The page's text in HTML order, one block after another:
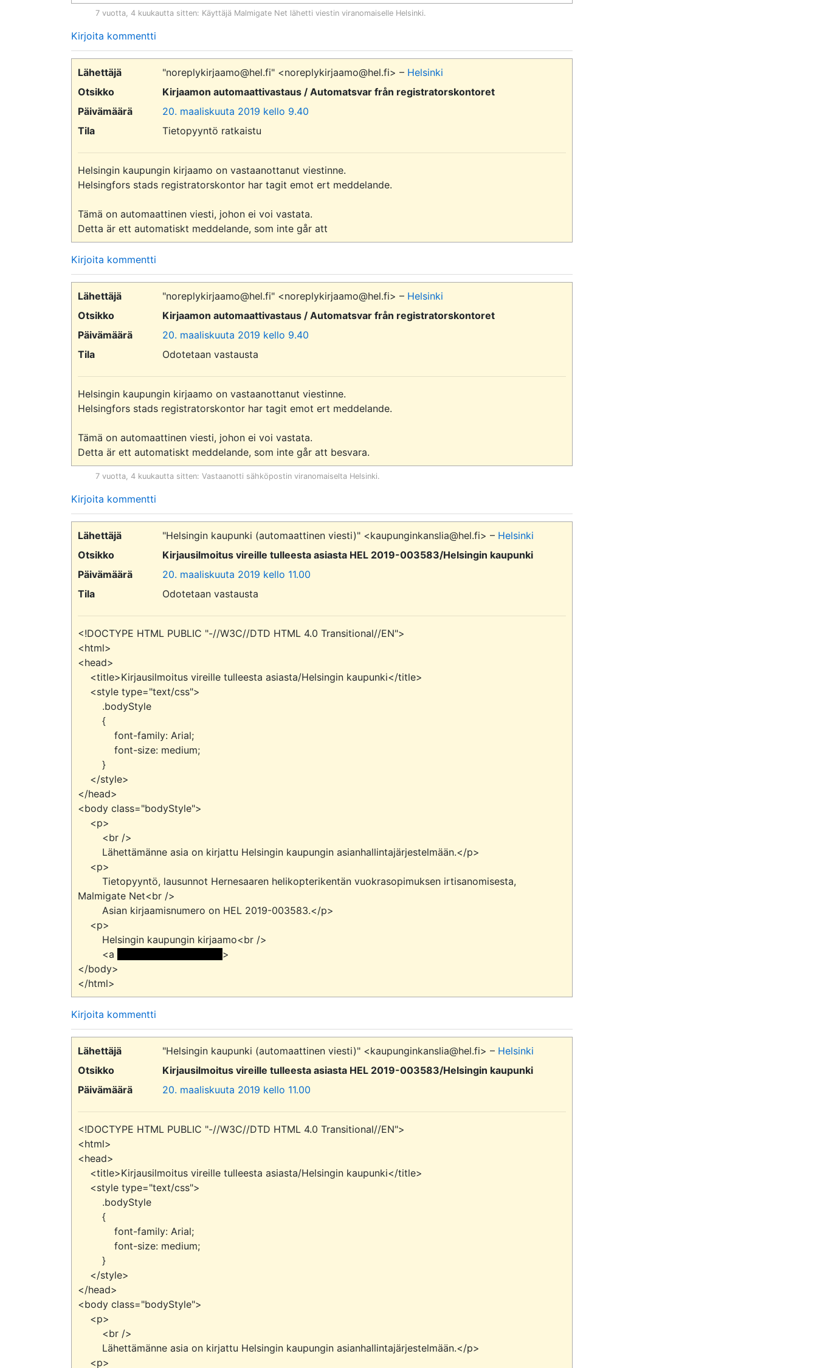
7 vuotta, 4 kuukautta sitten: Käyttäjä Malmigate Net lähetti viestin viranomaiselle Helsinki.
Kirjoita kommentti
Lähettäjä "noreplykirjaamo@hel.fi" <noreplykirjaamo@hel.fi> – Helsinki
Otsikko
Kirjaamon automaattivastaus / Automatsvar från registratorskontoret
Päivämäärä
20. maaliskuuta 2019 kello 9.40
Tila
Tietopyyntö ratkaistu
Helsingin kaupungin kirjaamo on vastaanottanut viestinne.
Helsingfors stads registratorskontor har tagit emot ert meddelande.
Tämä on automaattinen viesti, johon ei voi vastata.
Detta är ett automatiskt meddelande, som inte går att
Kirjoita kommentti
Lähettäjä "noreplykirjaamo@hel.fi" <noreplykirjaamo@hel.fi> – Helsinki
Otsikko
Kirjaamon automaattivastaus / Automatsvar från registratorskontoret
Päivämäärä
20. maaliskuuta 2019 kello 9.40
Tila
Odotetaan vastausta
Helsingin kaupungin kirjaamo on vastaanottanut viestinne.
Helsingfors stads registratorskontor har tagit emot ert meddelande.
Tämä on automaattinen viesti, johon ei voi vastata.
7 vuotta, 4 kuukautta sitten: Vastaanotti sähköpostin viranomaiselta Helsinki.
Kirjoita kommentti
Lähettäjä "Helsingin kaupunki (automaattinen viesti)" <kaupunginkanslia@hel.fi> – Helsinki
Otsikko
Kirjausilmoitus vireille tulleesta asiasta HEL 2019-003583/Helsingin kaupunki
Päivämäärä
20. maaliskuuta 2019 kello 11.00
Tila
Odotetaan vastausta
<!DOCTYPE HTML PUBLIC "-//W3C//DTD HTML 4.0 Transitional//EN">
<html>
<head>
</head>
<body class="bodyStyle">
Malmigate Net<br />
        <a
>
</body>
Kirjoita kommentti
Lähettäjä "Helsingin kaupunki (automaattinen viesti)" <kaupunginkanslia@hel.fi> – Helsinki
Otsikko
Kirjausilmoitus vireille tulleesta asiasta HEL 2019-003583/Helsingin kaupunki
Päivämäärä
20. maaliskuuta 2019 kello 11.00
<!DOCTYPE HTML PUBLIC "-//W3C//DTD HTML 4.0 Transitional//EN">
<html>
<head>
</head>
<body class="bodyStyle">